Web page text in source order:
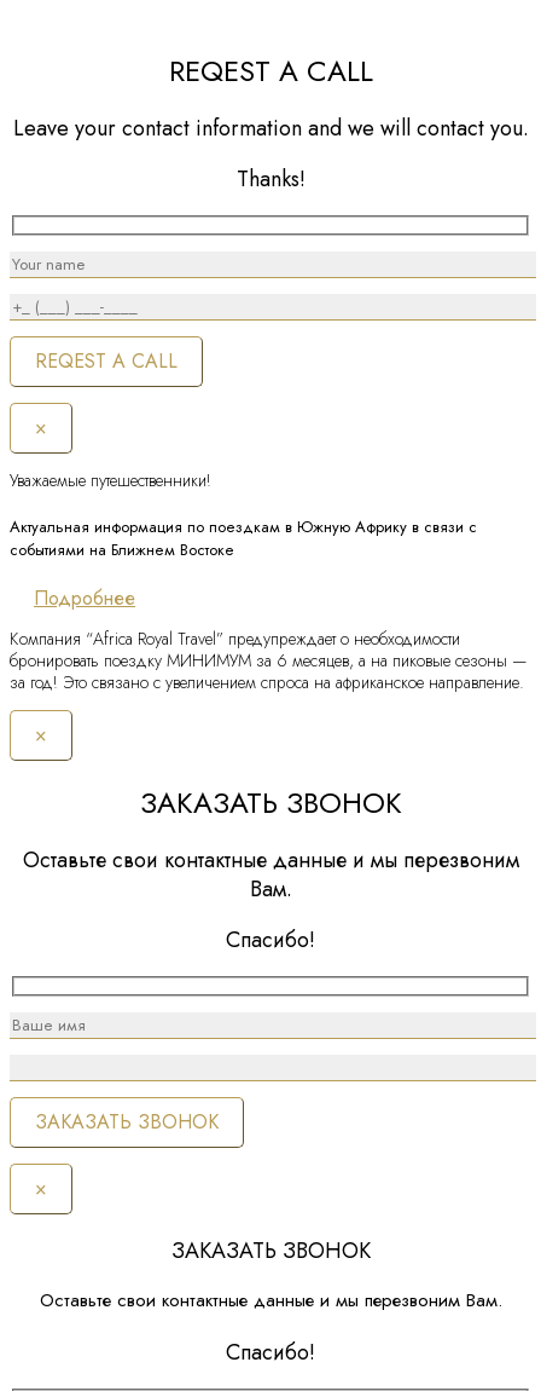
REQEST A CALL
Leave your contact information and we will contact you.
Thanks!
×
Уважаемые путешественники!
Актуальная информация по поездкам в Южную Африку в связи с
событиями на Ближнем Востоке
Подробнее
Компания “Africa Royal Travel” предупреждает о необходимости
бронировать поездку МИНИМУМ за 6 месяцев, а на пиковые сезоны —
за год! Это связано с увеличением спроса на африканское направление.
×
ЗАКАЗАТЬ ЗВОНОК
Оставьте свои контактные данные и мы перезвоним
Вам.
Спасибо!
×
ЗАКАЗАТЬ ЗВОНОК
Оставьте свои контактные данные и мы перезвоним Вам.
Спасибо!